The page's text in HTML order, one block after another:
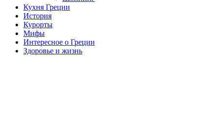
Кухня Греции
История
Курорты
Мифы
Интересное о Греции
Здоровье и жизнь